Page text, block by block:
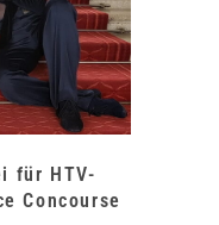
für HTV-
Concourse